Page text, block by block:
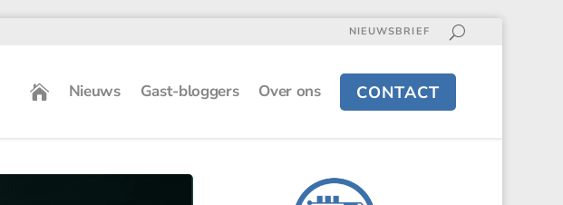
NIEUWSBRIEF
Nieuws Gast-bloggers Over ons CONTACT